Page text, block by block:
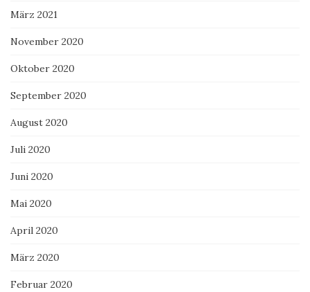
März 2021
November 2020
Oktober 2020
September 2020
August 2020
Juli 2020
Juni 2020
Mai 2020
April 2020
März 2020
Februar 2020